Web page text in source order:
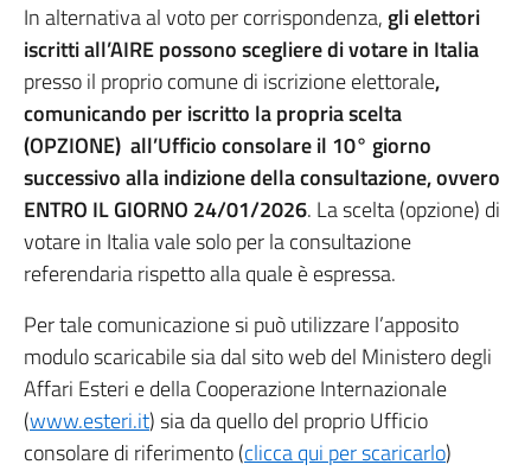
In alternativa al voto per corrispondenza,gli elettori
iscritti all’AIRE possono scegliere di votare in Italia
presso il proprio comune di iscrizione elettorale,
comunicando per iscritto la propria scelta
(OPZIONE) all’Ufficio consolareil 10° giorno
successivo alla indizione della consultazione, ovvero
ENTRO IL GIORNO 24/01/2026. La scelta (opzione) di
votare in Italia vale solo per la consultazione
referendaria rispetto alla quale è espressa.
Per tale comunicazione si può utilizzare l’apposito
modulo scaricabile sia dal sito web del Ministero degli
Affari Esteri e della Cooperazione Internazionale
(www.esteri.it) sia da quello del proprio Ufficio
consolare di riferimento (clicca qui per scaricarlo)